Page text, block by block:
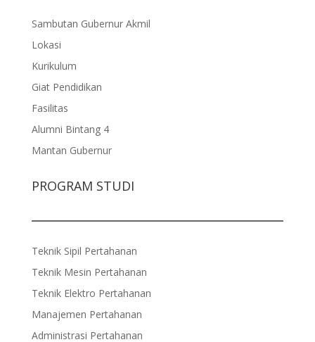
Sambutan Gubernur Akmil
Lokasi
Kurikulum
Giat Pendidikan
Fasilitas
Alumni Bintang 4
Mantan Gubernur
PROGRAM STUDI
Teknik Sipil Pertahanan
Teknik Mesin Pertahanan
Teknik Elektro Pertahanan
Manajemen Pertahanan
Administrasi Pertahanan